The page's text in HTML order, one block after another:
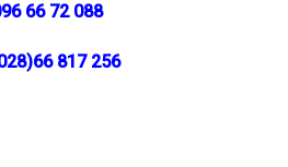
66 72 088
817 256